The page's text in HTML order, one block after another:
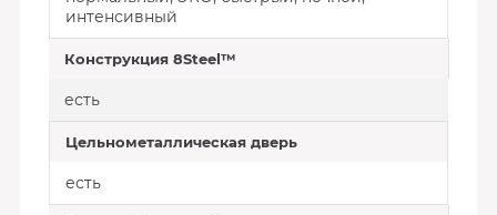
интенсивный
Конструкция 8Steel™
есть
Цельнометаллическая дверь
есть